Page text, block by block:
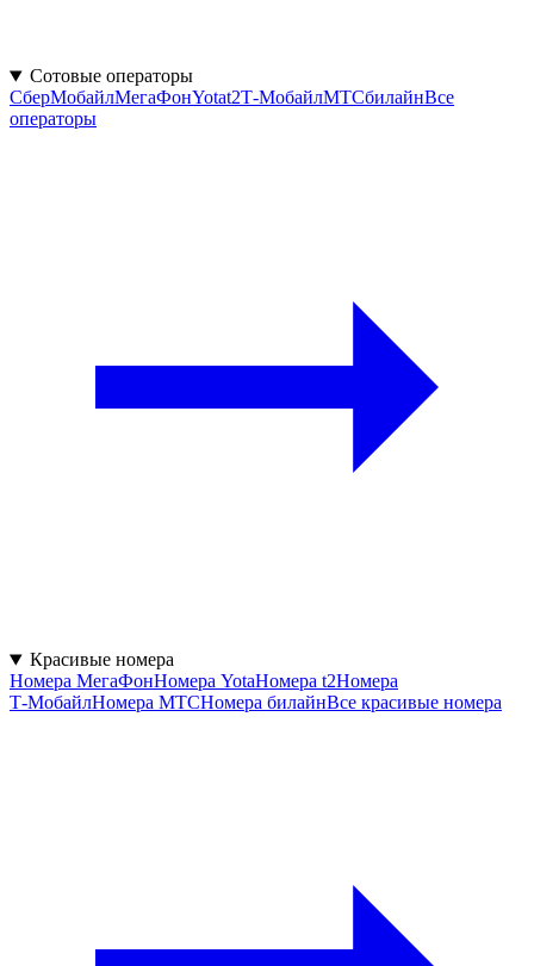
Сотовые операторы
СберМобайлМегаФонYotat2Т‑МобайлМТСбилайнВсе
операторы
Красивые номера
Номера МегаФонНомера YotaНомера t2Номера
Т‑МобайлНомера МТСНомера билайнВсе красивые номера